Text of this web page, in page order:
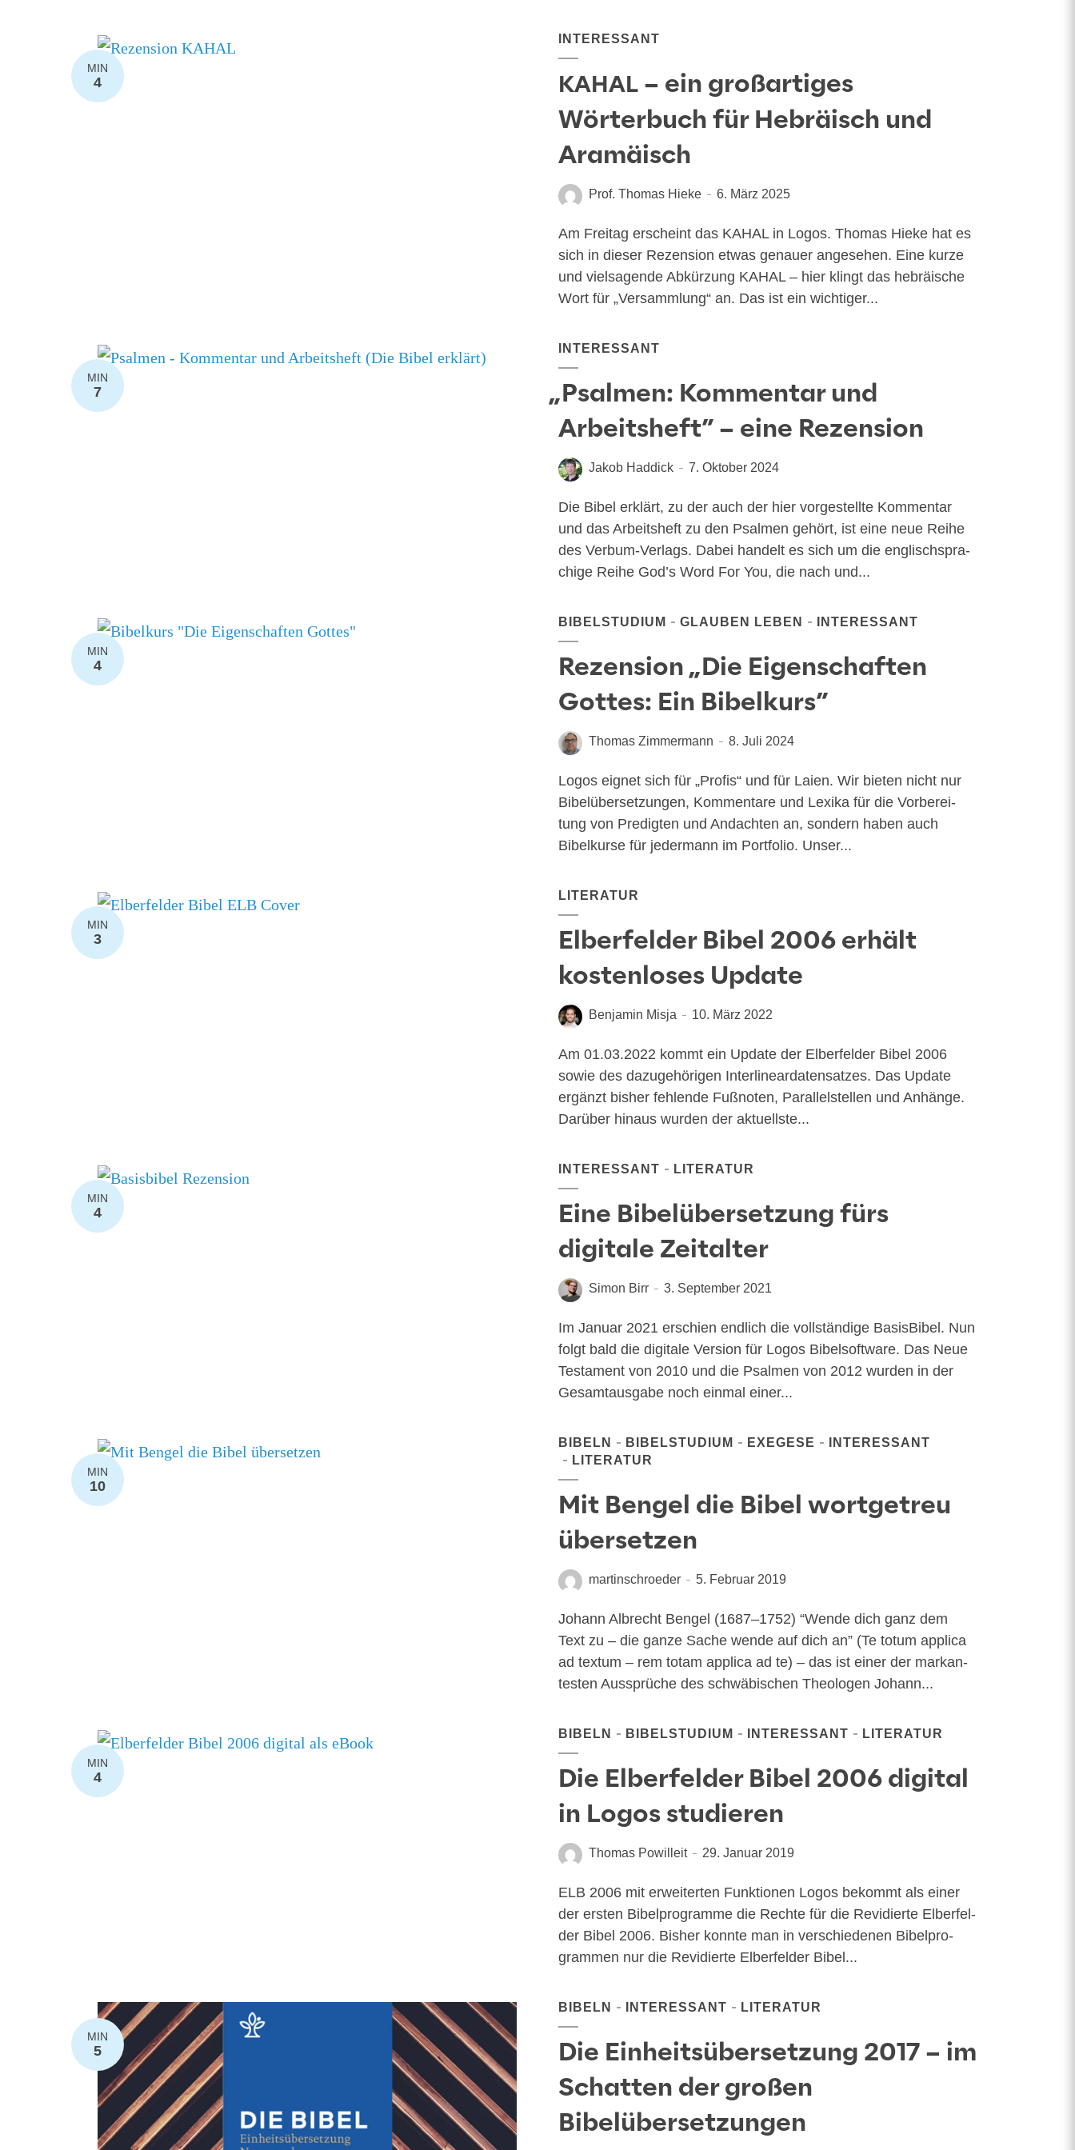
MIN
4
INTERESSANT
KAHAL – ein großartiges
Wörterbuch für Hebräisch und
Aramäisch
Prof. Thomas Hieke 6. März 2025
Am Frei­tag erscheint das KAHAL in Logos. Tho­mas Hie­ke hat es
sich in die­ser Rezen­si­on etwas genau­er angesehen. Eine kurze
und vielsagende Abkürzung KAHAL – hier klingt das hebräi­sche
Wort für „Ver­samm­lung“ an. Das ist ein wich­ti­ger...
MIN
7
INTERESSANT
„ Psalmen: Kommentar und
Arbeitsheft” – eine Rezension
Jakob Haddick 7. Oktober 2024
Die Bibel erklärt, zu der auch der hier vor­ge­stell­te Kom­men­tar
und das Arbeits­heft zu den Psal­men gehört, ist eine neue Rei­he
des Ver­bum-Ver­lags. Dabei han­delt es sich um die eng­lisch­spra­
chi­ge Rei­he God’s Word For You, die nach und...
MIN
4
BIBELSTUDIUM GLAUBEN LEBEN INTERESSANT
Rezension „Die Eigenschaften
Gottes: Ein Bibelkurs”
Thomas Zimmermann 8. Juli 2024
Logos eig­net sich für „Pro­fis“ und für Lai­en. Wir bie­ten nicht nur
Bibel­über­set­zun­gen, Kom­men­ta­re und Lexi­ka für die Vor­be­rei­
tung von Pre­dig­ten und Andach­ten an, son­dern haben auch
Bibel­kur­se für jeder­mann im Port­fo­lio. Unser...
MIN
3
LITERATUR
Elberfelder Bibel 2006 erhält
kostenloses Update
Benjamin Misja 10. März 2022
Am 01.03.2022 kommt ein Update der Elber­fel­der Bibel 2006
sowie des dazu­ge­hö­ri­gen Inter­li­ne­ar­da­ten­sat­zes. Das Update
ergänzt bis­her feh­len­de Fuß­no­ten, Par­al­lel­stel­len und Anhän­ge.
Dar­über hin­aus wur­den der aktu­ells­te...
MIN
4
INTERESSANT LITERATUR
Eine Bibelübersetzung fürs
digitale Zeitalter
Simon Birr 3. September 2021
Im Janu­ar 2021 erschien end­lich die voll­stän­di­ge Basis­Bi­bel. Nun
folgt bald die digi­ta­le Ver­si­on für Logos Bibel­soft­ware. Das Neue
Tes­ta­ment von 2010 und die Psal­men von 2012 wur­den in der
Gesamt­aus­ga­be noch ein­mal einer...
MIN
10
BIBELN BIBELSTUDIUM EXEGESE
INTERESSANT
LITERATUR
Mit Bengel die Bibel wortgetreu
übersetzen
martinschroeder 5. Februar 2019
Johann Albrecht Bengel (1687–1752) “Wen­de dich ganz dem
Text zu – die gan­ze Sache wen­de auf dich an” (Te totum appli­ca
ad tex­t­um – rem totam appli­ca ad te) – das ist einer der mar­kan­
tes­ten Aus­sprü­che des schwä­bi­schen Theo­lo­gen Johann...
MIN
4
BIBELN BIBELSTUDIUM INTERESSANT LITERATUR
Die Elberfelder Bibel 2006 digital
in Logos studieren
Thomas Powilleit 29. Januar 2019
ELB 2006 mit erweiterten Funktionen Logos bekommt als einer
der ers­ten Bibel­pro­gram­me die Rech­te für die Revi­dier­te Elber­fel­
der Bibel 2006. Bis­her konn­te man in ver­schie­de­nen Bibel­pro­
gram­men nur die Revi­dier­te Elber­fel­der Bibel...
MIN
5
BIBELN INTERESSANT LITERATUR
Die Einheitsübersetzung 2017 – im
Schatten der großen
Bibelübersetzungen